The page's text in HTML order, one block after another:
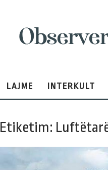
LAJME INTERKULT
Etiketim: